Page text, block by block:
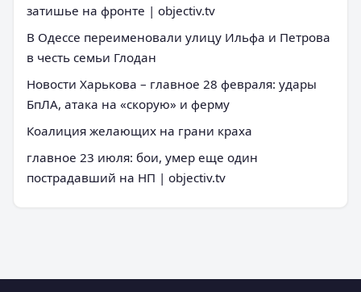
затишье на фронте | objectiv.tv
В Одессе переименовали улицу Ильфа и Петрова
в честь семьи Глодан
Новости Харькова – главное 28 февраля: удары
БпЛА, атака на «скорую» и ферму
Коалиция желающих на грани краха
главное 23 июля: бои, умер еще один
пострадавший на НП | objectiv.tv